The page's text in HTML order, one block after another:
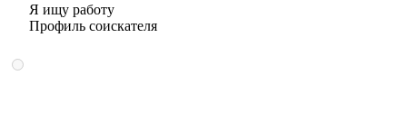
Я ищу работу
Профиль соискателя